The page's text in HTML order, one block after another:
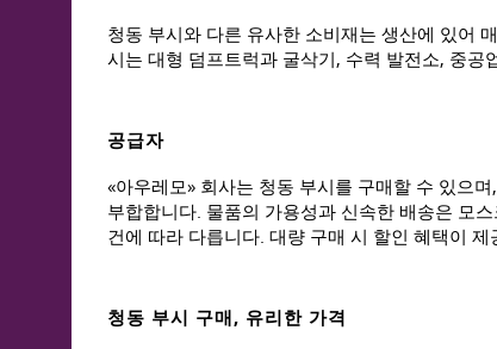
청동 부시와 다른 유사한 소비재는 생산에 있어
시는 대형 덤프트럭과 굴삭기, 수력 발전소, 중
공급자
«아우레모» 회사는 청동 부시를 구매할 수 있으
부합합니다. 물품의 가용성과 신속한 배송은 모
건에 따라 다릅니다. 대량 구매 시 할인 혜택이 제
청동 부시 구매, 유리한 가격